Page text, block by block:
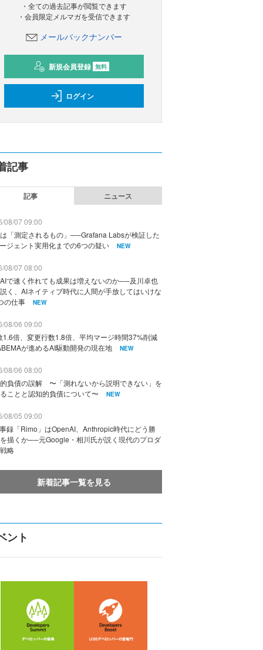
・全ての過去記事が閲覧できます
・会員限定メルマガを受信できます
メールバックナンバー
新規会員登録 無料
ログイン
記事
記事 ニュース
08/07 09:00
「測定されるもの」──Grafana Labsが検証した
ジェント実用化までの6つの疑い
NEW
08/07 08:00
で速く作れても成果は増えないのか──及川卓也
く、AIネイティブ時代に人間が手放してはいけな
の仕事
NEW
08/06 09:00
1.6倍、変更行数1.8倍、平均マージ時間37%削減
が進めるAI駆動開発の現在地
NEW
08/06 08:00
負債の誤解 〜「測れないから説明できない」を
ことと認知的負債について〜
NEW
08/05 09:00
録「Rimo」はOpenAI、Anthropic時代にどう勝
描くか──元Google・相川氏が説く現代のプロダ
略
新着記事一覧を見る
ント